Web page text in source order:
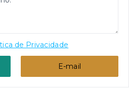
de Privacidade
E-mail